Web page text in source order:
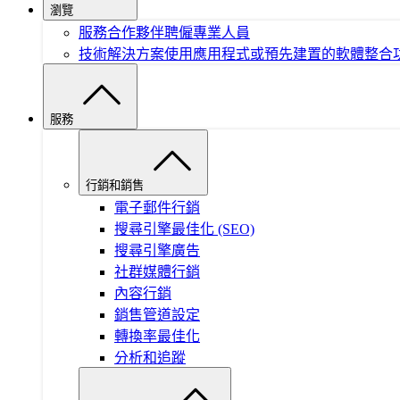
瀏覽
服務合作夥伴聘僱專業人員
技術解決方案使用應用程式或預先建置的軟體整合
服務
行銷和銷售
電子郵件行銷
搜尋引擎最佳化 (SEO)
搜尋引擎廣告
社群媒體行銷
內容行銷
銷售管道設定
轉換率最佳化
分析和追蹤